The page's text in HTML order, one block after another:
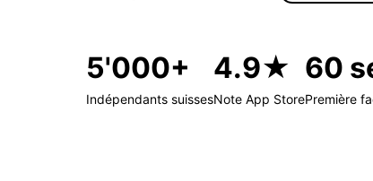
5'000+
Indépendants suisses
4.9★
Note App Store
60
Première